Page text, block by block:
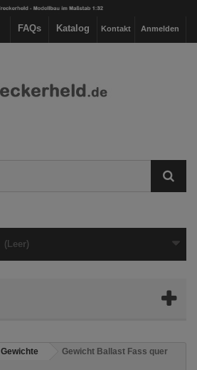
Anmelden
Kontakt
Katalog
FAQs
(Leer)
Gewichte
Gewicht Ballast Fass quer